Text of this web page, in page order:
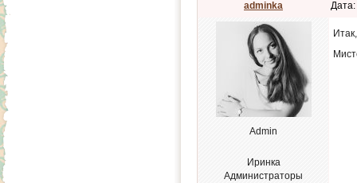
adminka
Admin
Иринка
Администраторы